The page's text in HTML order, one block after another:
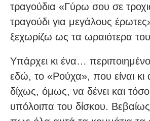
τραγούδια «Γύρω σου σε
τραγούδι για μεγάλους
ξεχωρίζω ως τα ωραιότερα
Υπάρχει κι ένα…
εδώ, το «Ρούχα», που είναι κι
δίχως, όμως, να δένει και
υπόλοιπα του δίσκου.